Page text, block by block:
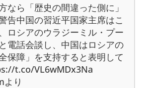
なら「歴史の間違った側に」
告中国の習近平国家主席はこ
ロシアのウラジーミル・プー
電話会談し、中国はロシアの
保障」を支持すると表明して
t.co/VL6wMDx3Na
より